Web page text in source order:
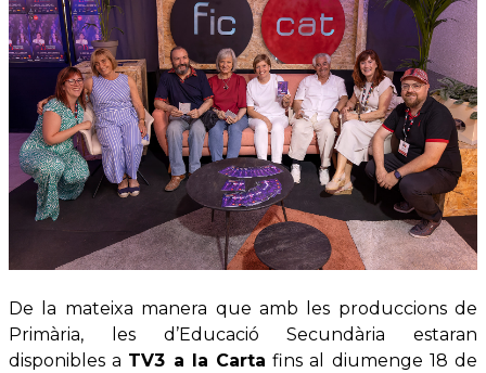
De la mateixa manera que amb les produccions de
Primària, les d’Educació Secundària estaran
disponibles a TV3 a la Carta fins al diumenge 18 de